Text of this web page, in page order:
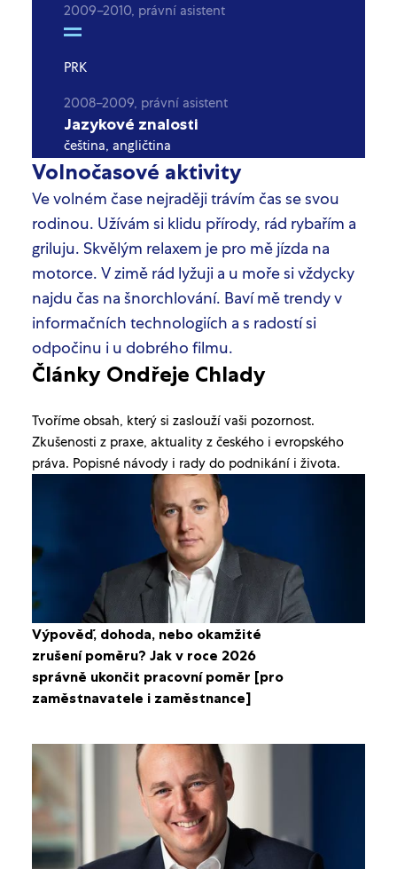
2009–2010, právní asistent
PRK
2008–2009, právní asistent
Jazykové znalosti
čeština, angličtina
Volnočasové aktivity
Ve volném čase nejraději trávím čas se svou
rodinou. Užívám si klidu přírody, rád rybařím a
griluju. Skvělým relaxem je pro mě jízda na
motorce. V zimě rád lyžuji a u moře si vždycky
najdu čas na šnorchlování. Baví mě trendy v
informačních technologiích a s radostí si
odpočinu i u dobrého filmu.
Články Ondřeje Chlady
Tvoříme obsah, který si zaslouží vaši pozornost.
Zkušenosti z praxe, aktuality z českého i evropského
práva. Popisné návody i rady do podnikání i života.
Výpověď, dohoda, nebo okamžité
zrušení poměru? Jak v roce 2026
správně ukončit pracovní poměr [pro
zaměstnavatele i zaměstnance]